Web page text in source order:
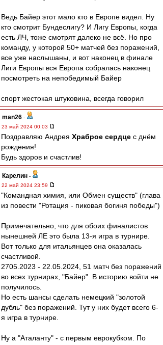
Ведь Байер этот мало кто в Европе видел. Ну
кто смотрит Бундеслигу? И Лигу Европы, когда
есть ЛЧ, тоже смотрят далеко не всё. Но про
команду, у которой 50+ матчей без поражений,
все уже наслышаны, и вот наконец в финале
Лиги Европы вся Европа собралась наконец
посмотреть на непобедимый Байер
спорт жестокая штуковина, всегда говорил
man26 -
23 май 2024 00:03
Поздравляю Андрея Храброе сердце с днём
рождения!
Будь здоров и счастлив!
Карелин -
22 май 2024 23:59
"Командная химия, или Обмен существ" (глава
из повести "Ротация - пиковая богиня победы")
Примечательно, что для обоих финалистов
нынешней ЛЕ это была 13-я игра в турнире.
Вот только для итальянцев она оказалась
счастливой.
2705.2023 - 22.05.2024, 51 матч без поражений
во всех турнирах, "Байер". В историю войти не
получилось.
Но есть шансы сделать немецкий "золотой
дубль" без поражений. Тут у них будет всего 6-
я игра в турнире.
Ну а "Аталанту" - с первым еврокубком. По